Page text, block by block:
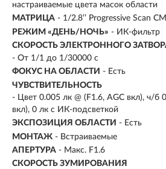
настраиваемые цвета масок области
МАТРИЦА - 1/2.8’’ Progressive Scan
РЕЖИМ «ДЕНЬ/НОЧЬ» - ИК-фильтр
СКОРОСТЬ ЭЛЕКТРОННОГО
- От 1/1 до 1/30000 с
ФОКУС НА ОБЛАСТИ - Есть
ЧУВСТВИТЕЛЬНОСТЬ
- Цвет 0.005 лк @ (F1.6, AGC вкл), ч/б
вкл), 0 лк с ИК-подсветкой
ЭКСПОЗИЦИЯ ОБЛАСТИ - Есть
МОНТАЖ - Встраиваемые
АПЕРТУРА - Макс. F1.6
СКОРОСТЬ ЗУМИРОВАНИЯ